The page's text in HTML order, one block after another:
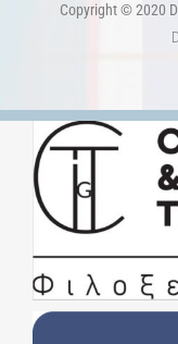
Copyright © 2020